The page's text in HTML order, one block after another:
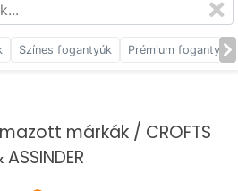
Színes fogantyúk Prémium fogantyúk
márkák / CROFTS
ASSINDER